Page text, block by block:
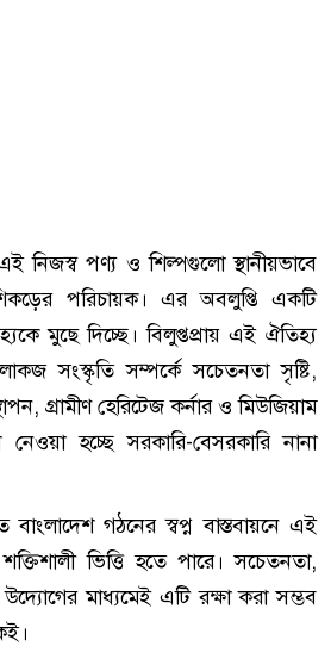
নিজস্ব পণ্য ও শিল্পগুলো স্থানীয়ভাবে
পরিচায়ক। এর অবলুপ্তি একটি
মুছে দিচ্ছে। বিলুপ্তপ্রায় এই ঐতিহ্য
লোকজ সংস্কৃতি সম্পর্কে সচেতনতা সৃষ্টি,
গ্রামীণ হেরিটেজ কর্নার ও মিউজিয়াম
হচ্ছে সরকারি-বেসরকারি নানা
গঠনের স্বপ্ন বাস্তবায়নে এই
ভিত্তি হতে পারে। সচেতনতা,
মাধ্যমেই এটি রক্ষা করা সম্ভব